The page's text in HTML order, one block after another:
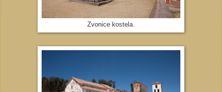
Zvonice kostela.